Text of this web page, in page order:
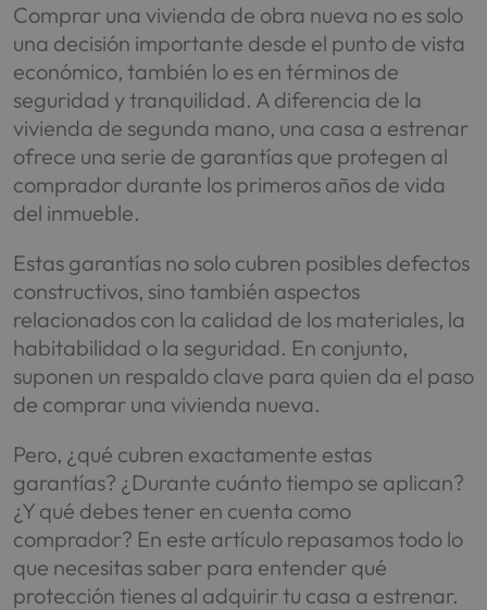
Comprar una vivienda de obra nueva no es solo
una decisión importante desde el punto de vista
económico, también lo es en términos de
seguridad y tranquilidad. A diferencia de la
vivienda de segunda mano, una casa a estrenar
ofrece una serie de garantías que protegen al
comprador durante los primeros años de vida
del inmueble.
Estas garantías no solo cubren posibles defectos
constructivos, sino también aspectos
relacionados con la calidad de los materiales, la
habitabilidad o la seguridad. En conjunto,
suponen un respaldo clave para quien da el paso
de comprar una vivienda nueva.
Pero, ¿qué cubren exactamente estas
garantías? ¿Durante cuánto tiempo se aplican?
¿Y qué debes tener en cuenta como
comprador? En este artículo repasamos todo lo
que necesitas saber para entender qué
protección tienes al adquirir tu casa a estrenar.